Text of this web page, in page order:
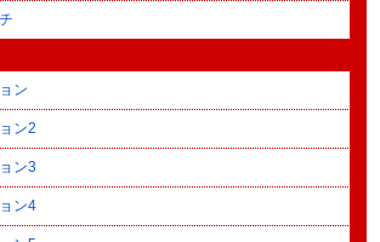
ン
ン2
ン3
ン4